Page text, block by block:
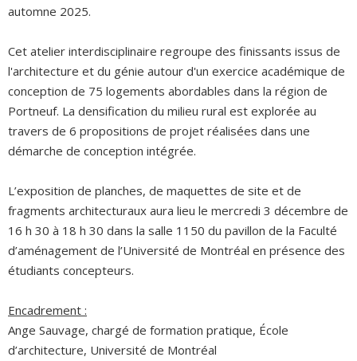
automne 2025.
Cet atelier interdisciplinaire regroupe des finissants issus de
l'architecture et du génie autour d'un exercice académique de
conception de 75 logements abordables dans la région de
Portneuf. La densification du milieu rural est explorée au
travers de 6 propositions de projet réalisées dans une
démarche de conception intégrée.
L’exposition de planches, de maquettes de site et de
fragments architecturaux aura lieu le mercredi 3 décembre de
16 h 30 à 18 h 30 dans la salle 1150 du pavillon de la Faculté
d’aménagement de l’Université de Montréal en présence des
étudiants concepteurs.
Encadrement :
Ange Sauvage, chargé de formation pratique, École
d’architecture, Université de Montréal